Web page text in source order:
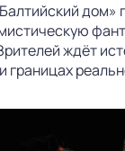
дом»
ждёт
границах